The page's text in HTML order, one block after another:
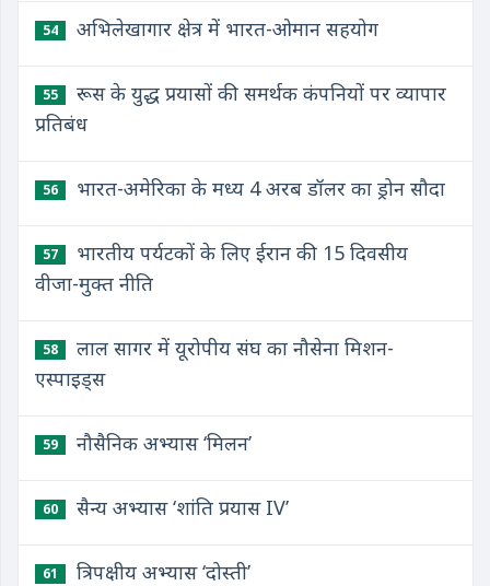
54 अभिलेखागार क्षेत्र में भारत-ओमान सहयोग
55
रूस के युद्ध प्रयासों की समर्थक कंपनियों पर व्यापार
प्रतिबंध
56 भारत-अमेरिका के मध्य 4 अरब डॉलर का ड्रोन सौदा
57
भारतीय पर्यटकों के लिए ईरान की 15 दिवसीय
वीजा-मुक्त नीति
58
लाल सागर में यूरोपीय संघ का नौसेना मिशन-
एस्पाइड्स
59 नौसैनिक अभ्यास ‘मिलन’
60 सैन्य अभ्यास ‘शांति प्रयास IV’
61 त्रिपक्षीय अभ्यास ‘दोस्ती’